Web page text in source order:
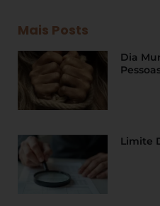
Mais Posts
Dia
Limite